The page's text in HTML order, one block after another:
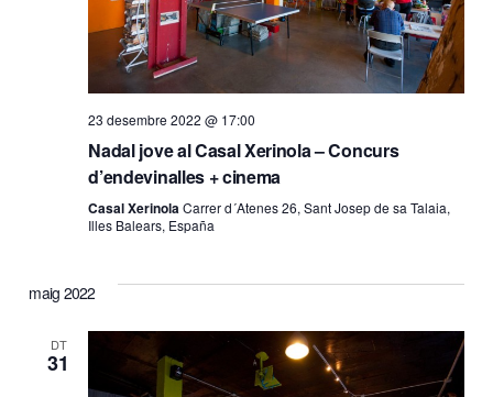
23 desembre 2022 @ 17:00
Nadal jove al Casal Xerinola – Concurs
d’endevinalles + cinema
Casal XerinolaCarrer d´Atenes 26, Sant Josep de sa Talaia,
Illes Balears, España
maig 2022
DT
31